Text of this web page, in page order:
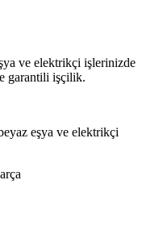
ve elektrikçi işlerinizde
garantili işçilik.
eşya ve elektrikçi